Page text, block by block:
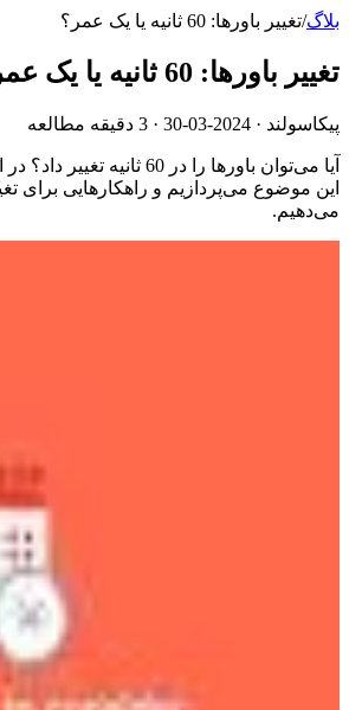
بلاگ/تغییر باورها: 60 ثانیه یا یک عمر؟
تغییر باورها: 60 ثانیه یا یک عمر؟
پیکاسولند · 2024-03-30 · 3 دقیقه مطالعه
آیا می‌توان باورها را در 60
این موضوع می‌پردازیم و راهکارهایی برای
می‌دهیم.